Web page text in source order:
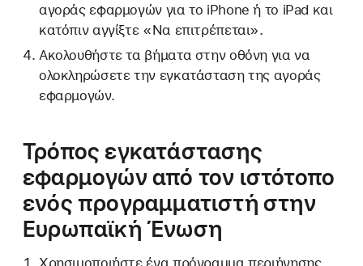
αγοράς εφαρμογών για το iPhone ή το iPad και
κατόπιν αγγίξτε «Να επιτρέπεται».
Ακολουθήστε τα βήματα στην οθόνη για να
ολοκληρώσετε την εγκατάσταση της αγοράς
εφαρμογών.
Τρόπος εγκατάστασης
εφαρμογών από τον ιστότοπο
ενός προγραμματιστή στην
Ευρωπαϊκή Ένωση